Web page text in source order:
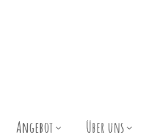
Angebot Über uns